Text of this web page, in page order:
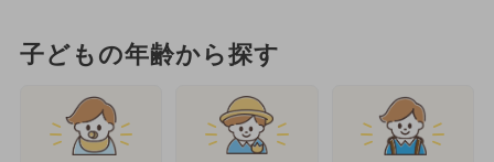
子どもの年齢から探す